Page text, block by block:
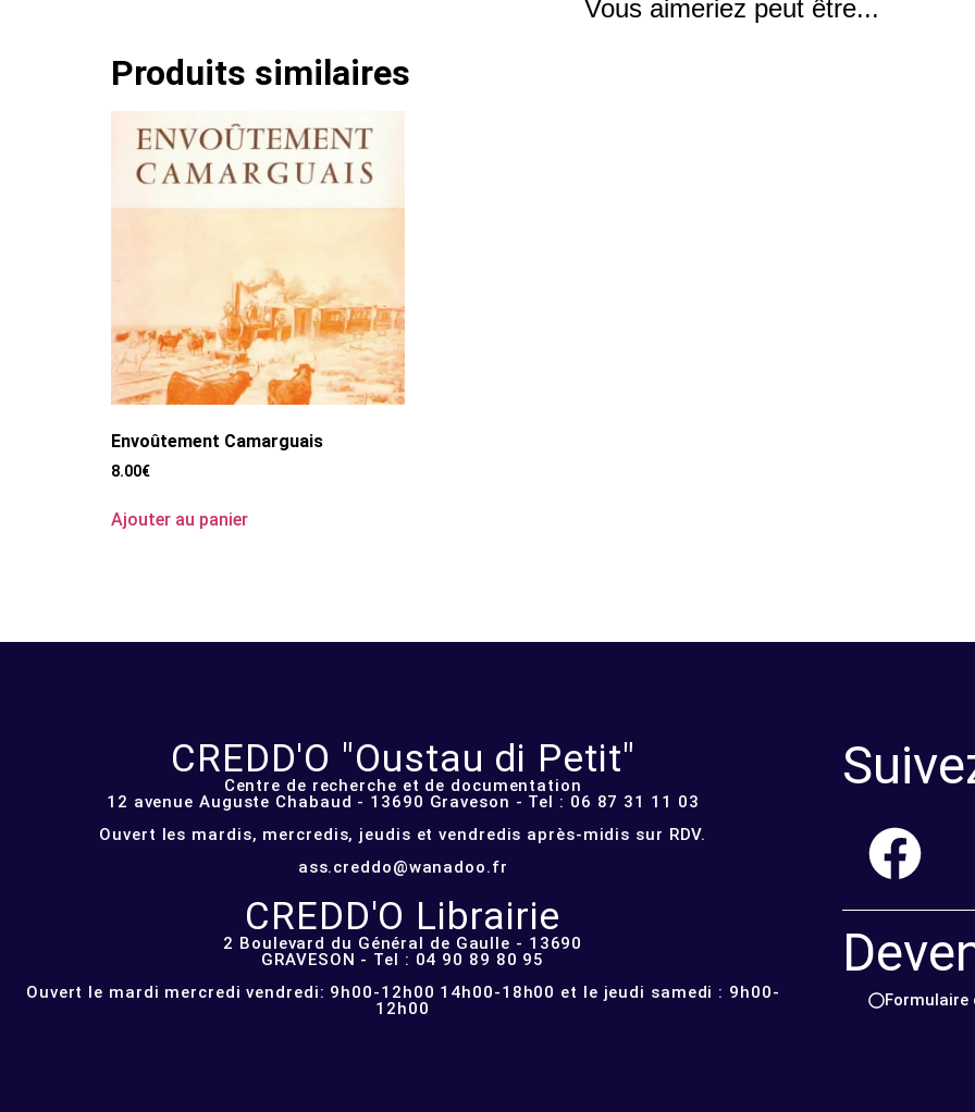
Vous aimeriez peut être...
Produits similaires
Envoûtement Camarguais
8.00€
Ajouter au panier
CREDD'O "Oustau di Petit"
Centre de recherche et de documentation
12 avenue Auguste Chabaud - 13690 Graveson - Tel : 06 87 31 11 03
Ouvert les mardis, mercredis, jeudis et vendredis après-midis sur RDV.
ass.creddo@wanadoo.fr
CREDD'O Librairie
2 Boulevard du Général de Gaulle - 13690
GRAVESON - Tel : 04 90 89 80 95
Ouvert le mardi mercredi vendredi: 9h00-12h00 14h00-18h00 et le jeudi samedi : 9h00-
12h00
Formulaire